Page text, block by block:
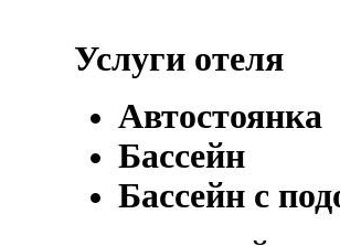
Услуги отеля
Автостоянка
Бассейн
Бассейн с